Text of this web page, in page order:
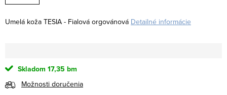
Umelá koža TESIA - Fialová orgovánová Detailné informácie
Skladom 17,35 bm
Možnosti doručenia